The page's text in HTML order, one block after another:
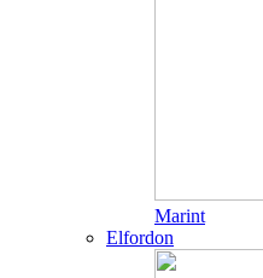
Marint
Elfordon